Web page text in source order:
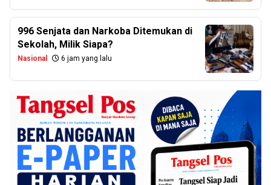
996 Senjata dan Narkoba Ditemukan di
Sekolah, Milik Siapa?
Nasional 6 jam yang lalu